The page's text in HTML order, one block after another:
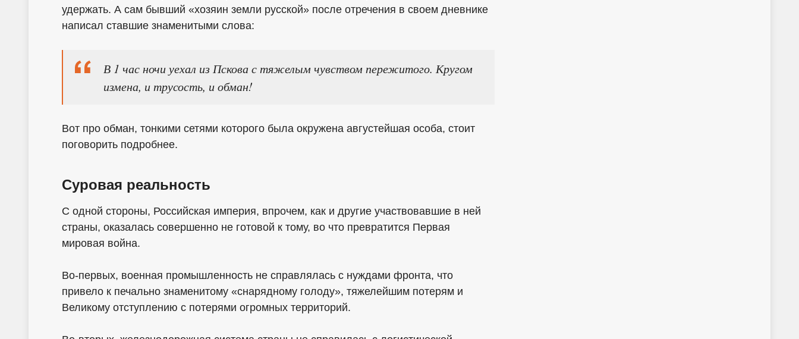
удержать. А сам бывший «хозяин земли русской» после отречения в своем дневнике
написал ставшие знаменитыми слова:
В 1 час ночи уехал из Пскова с тяжелым чувством пережитого. Кругом
измена, и трусость, и обман!
Вот про обман, тонкими сетями которого была окружена августейшая особа, стоит
поговорить подробнее.
Суровая реальность
С одной стороны, Российская империя, впрочем, как и другие участвовавшие в ней
страны, оказалась совершенно не готовой к тому, во что превратится Первая
мировая война.
Во-первых, военная промышленность не справлялась с нуждами фронта, что
привело к печально знаменитому «снарядному голоду», тяжелейшим потерям и
Великому отступлению с потерями огромных территорий.